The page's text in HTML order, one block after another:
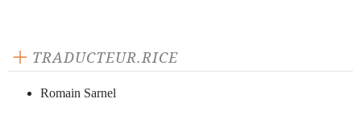
TRADUCTEUR.RICE
Romain Sarnel